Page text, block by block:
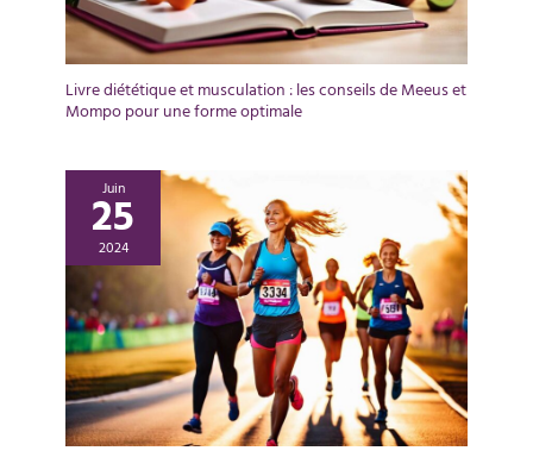
Livre diététique et musculation : les conseils de Meeus et
Mompo pour une forme optimale
Juin
25
2024